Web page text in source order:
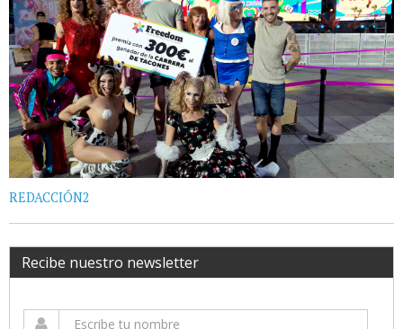
REDACCIÓN2
Recibe nuestro newsletter